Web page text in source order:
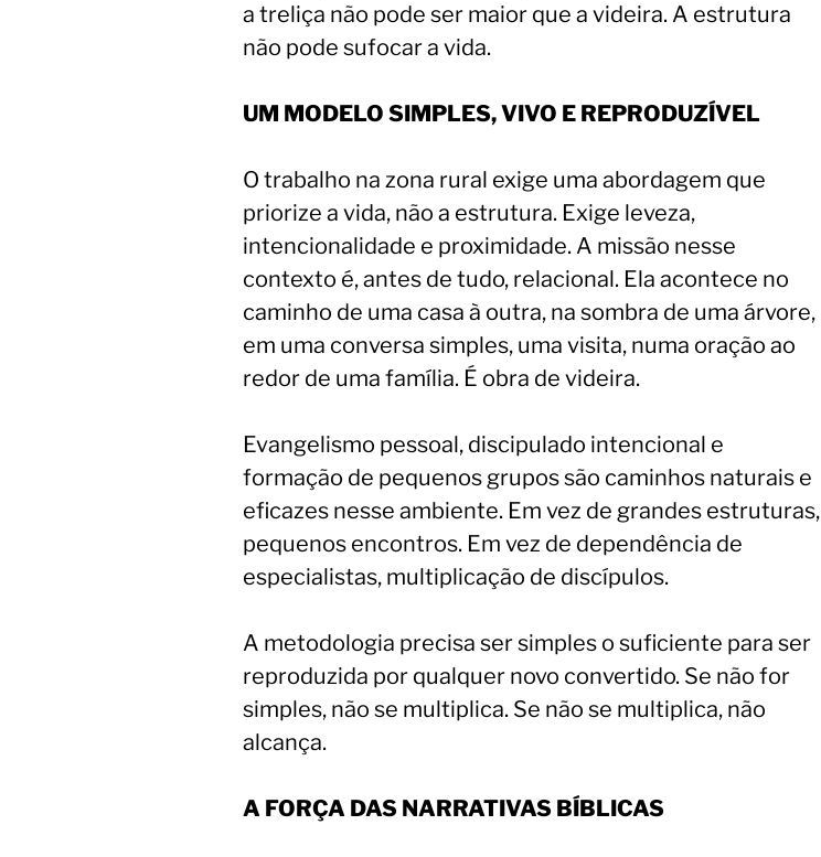
a treliça não pode ser maior que a videira. A estrutura
não pode sufocar a vida.
UM MODELO SIMPLES, VIVO E REPRODUZÍVEL
O trabalho na zona rural exige uma abordagem que
priorize a vida, não a estrutura. Exige leveza,
intencionalidade e proximidade. A missão nesse
contexto é, antes de tudo, relacional. Ela acontece no
caminho de uma casa à outra, na sombra de uma árvore,
em uma conversa simples, uma visita, numa oração ao
redor de uma família. É obra de videira.
Evangelismo pessoal, discipulado intencional e
formação de pequenos grupos são caminhos naturais e
eficazes nesse ambiente. Em vez de grandes estruturas,
pequenos encontros. Em vez de dependência de
especialistas, multiplicação de discípulos.
A metodologia precisa ser simples o suficiente para ser
reproduzida por qualquer novo convertido. Se não for
simples, não se multiplica. Se não se multiplica, não
alcança.
A FORÇA DAS NARRATIVAS BÍBLICAS